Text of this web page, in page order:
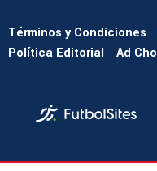
Términos y Condiciones
Política Editorial
Ad